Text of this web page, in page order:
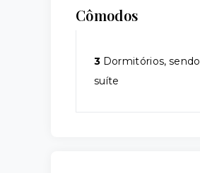
Cômodos
3 Dormitórios, sendo
suíte